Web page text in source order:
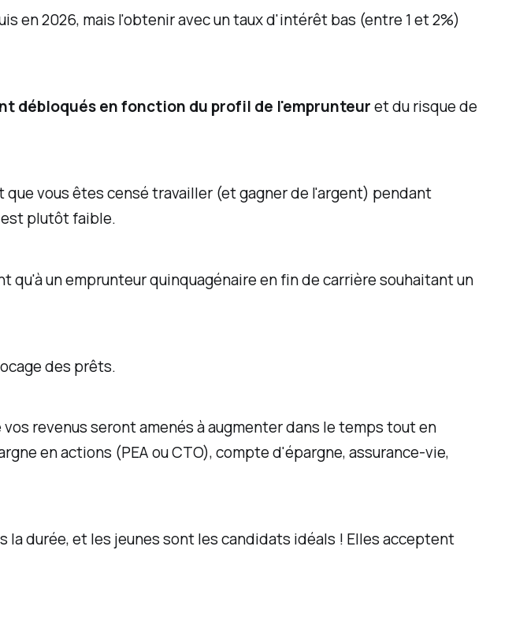
en 2026, mais l'obtenir avec un taux d'intérêt bas (entre 1 et 2%)
débloqués en fonction du profil de l'emprunteuret du risque de
vous êtes censé travailler (et gagner de l'argent) pendant
plutôt faible.
qu'à un emprunteur quinquagénaire en fin de carrière souhaitant un
des prêts.
revenus seront amenés à augmenter dans le temps tout en
en actions (PEA ou CTO), compte d'épargne, assurance-vie,
durée, et les jeunes sont les candidats idéals ! Elles acceptent